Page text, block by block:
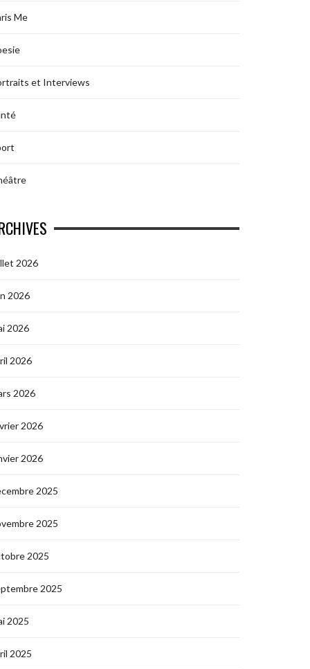
Me
et Interviews
2026
2026
2026
2026
2026
2026
2026
2025
2025
2025
2025
2025
2025